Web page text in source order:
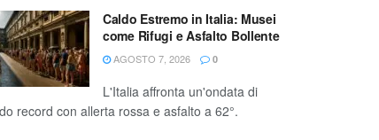
Caldo Estremo in Italia: Musei
come Rifugi e Asfalto Bollente
AGOSTO 7, 2026 0
L'Italia affronta un'ondata di
record con allerta rossa e asfalto a 62°.